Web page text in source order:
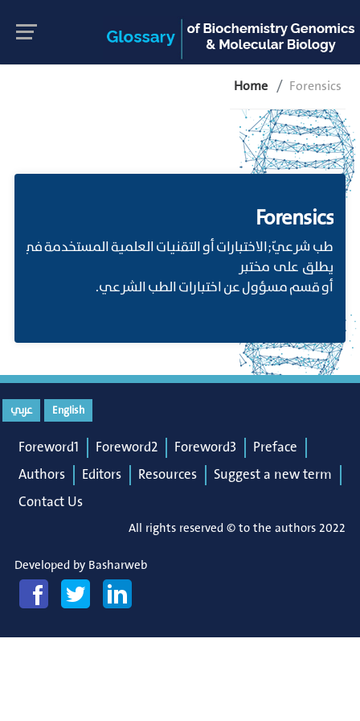
Home Forensics
Forensics
طب شرعيّ;الاختبارات أو التقنيات العلمية المستخدمة في
يطلق على مختبر
أو قسم مسؤول عن اختبارات الطب الشرعي.
English عربي
Foreword1 Foreword2 Foreword3
Preface
Authors
Editors Resources
Suggest a new term
Contact Us
All rights reserved © to the authors 2022
Developed by Basharweb